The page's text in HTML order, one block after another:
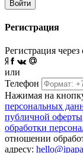
Войти
Регистрация
Регистрация
или
Телефон
Нажимая на
персональных
публичной оферты
обработки
отношении
адресу: